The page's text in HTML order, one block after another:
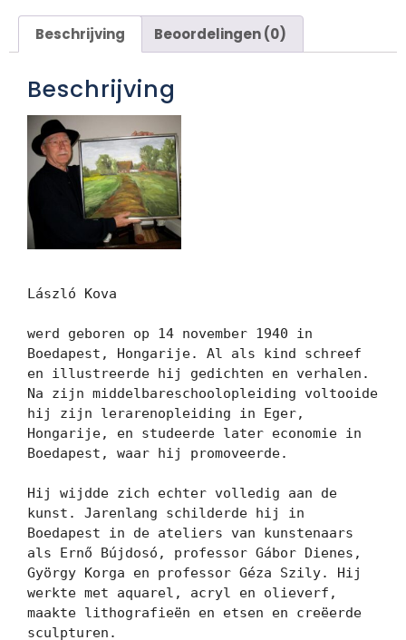
Beschrijving Beoordelingen (0)
Beschrijving
László Kova
werd geboren op 14 november 1940 in
Boedapest, Hongarije. Al als kind schreef
en illustreerde hij gedichten en verhalen.
Na zijn middelbareschoolopleiding voltooide
hij zijn lerarenopleiding in Eger,
Hongarije, en studeerde later economie in
Boedapest, waar hij promoveerde.
Hij wijdde zich echter volledig aan de
kunst. Jarenlang schilderde hij in
Boedapest in de ateliers van kunstenaars
als Ernő Bújdosó, professor Gábor Dienes,
György Korga en professor Géza Szily. Hij
werkte met aquarel, acryl en olieverf,
maakte lithografieën en etsen en creëerde
sculpturen.